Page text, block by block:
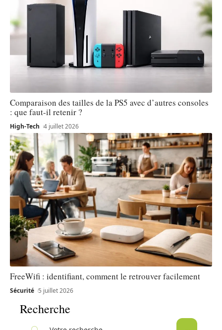
Comparaison des tailles de la PS5 avec d’autres consoles
: que faut-il retenir ?
High-Tech 4 juillet 2026
FreeWifi : identifiant, comment le retrouver facilement
Sécurité 5 juillet 2026
Recherche